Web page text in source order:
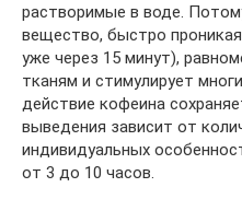
растворимые в воде.
вещество, быстро
уже через 15 минут),
тканям и стимулирует
действие кофеина
выведения зависит от
индивидуальных
от 3 до 10 часов.